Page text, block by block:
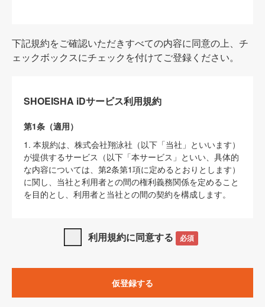
下記規約をご確認いただきすべての内容に同意の上、チ
ェックボックスにチェックを付けてご登録ください。
SHOEISHA iDサービス利用規約
第1条（適用）
1. 本規約は、株式会社翔泳社（以下「当社」といいます）
が提供するサービス（以下「本サービス」といい、具体的
な内容については、第2条第1項に定めるとおりとします）
に関し、当社と利用者との間の権利義務関係を定めること
を目的とし、利用者と当社との間の契約を構成します。
SHOEISHA iDプライバシーポリシー」及び「
サイト上でのデータの利用について（Cookieポリシー）
3. 本規約の内容と、前項に記載する定めその他当社が定め
利用規約に同意する 必須
仮登録する